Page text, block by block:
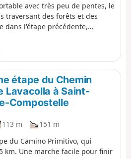
avec très peu de pentes, le
traversant des forêts et des
dans l'étape précédente,
A-54, bientôt achevée. Notre
O Pedrouzo et l'aéroport, ce
de réduire la distance à
la prochaine étape pour assister
célébrée tous les jours à
de Saint-Jacques-de-
étape du Chemin
Lavacolla à Saint-
Compostelle
113 m
151 m
du Camino Primitivo, qui
km. Une marche facile pour finir